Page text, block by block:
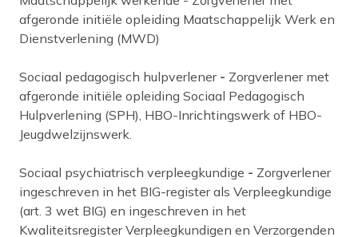
afgeronde initiële opleiding Maatschappelijk Werk en
Dienstverlening (MWD)
Sociaal pedagogisch hulpverlener- Zorgverlener met
afgeronde initiële opleiding Sociaal Pedagogisch
Hulpverlening (SPH), HBO-Inrichtingswerk of HBO-
Jeugdwelzijnswerk.
Sociaal psychiatrisch verpleegkundige - Zorgverlener
ingeschreven in het BIG-register als Verpleegkundige
(art. 3 wet BIG) en ingeschreven in het
Kwaliteitsregister Verpleegkundigen en Verzorgenden